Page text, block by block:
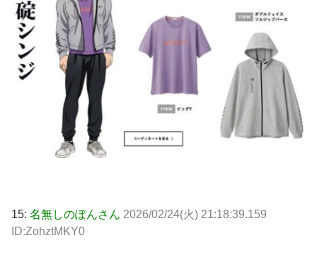
15: 名無しのぽんさん 2026/02/24(火) 21:18:39.159
ID:ZohztMKY0